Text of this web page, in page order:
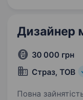
Дизайнер
30 000 грн
Страз, ТОВ
Повна